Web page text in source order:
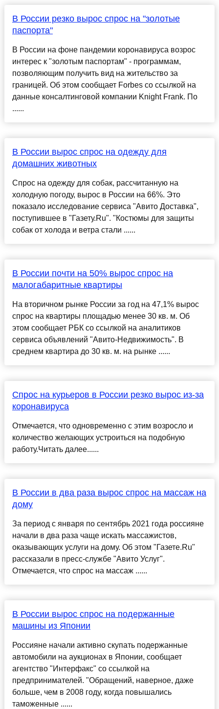
В России резко вырос спрос на "золотые
паспорта"
В России на фоне пандемии коронавируса возрос
интерес к "золотым паспортам" - программам,
позволяющим получить вид на жительство за
границей. Об этом сообщает Forbes со ссылкой на
данные консалтинговой компании Knight Frank. По
......
В России вырос спрос на одежду для
домашних животных
Спрос на одежду для собак, рассчитанную на
холодную погоду, вырос в России на 66%. Это
показало исследование сервиса "Авито Доставка",
поступившее в "Газету.Ru". "Костюмы для защиты
собак от холода и ветра стали ......
В России почти на 50% вырос спрос на
малогабаритные квартиры
На вторичном рынке России за год на 47,1% вырос
спрос на квартиры площадью менее 30 кв. м. Об
этом сообщает РБК со ссылкой на аналитиков
сервиса объявлений "Авито-Недвижимость". В
среднем квартира до 30 кв. м. на рынке ......
Спрос на курьеров в России резко вырос из-за
коронавируса
Отмечается, что одновременно с этим возросло и
количество желающих устроиться на подобную
работу.Читать далее......
В России в два раза вырос спрос на массаж на
дому
За период с января по сентябрь 2021 года россияне
начали в два раза чаще искать массажистов,
оказывающих услуги на дому. Об этом "Газете.Ru"
рассказали в пресс-службе "Авито Услуг".
Отмечается, что спрос на массаж ......
В России вырос спрос на подержанные
машины из Японии
Россияне начали активно скупать подержанные
автомобили на аукционах в Японии, сообщает
агентство "Интерфакс" со ссылкой на
предпринимателей. "Обращений, наверное, даже
больше, чем в 2008 году, когда повышались
таможенные ......